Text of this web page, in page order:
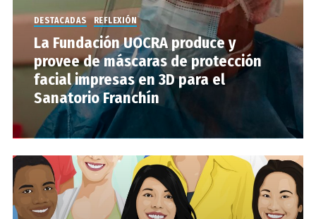
DESTACADAS REFLEXIÓN
La Fundación UOCRA produce y
provee de máscaras de protección
facial impresas en 3D para el
Sanatorio Franchín